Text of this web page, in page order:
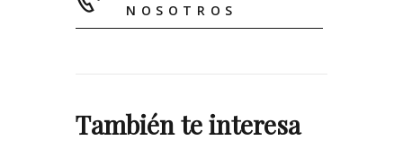
NOSOTROS
También te interesa